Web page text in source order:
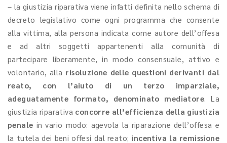
– la giustizia riparativa viene infatti definita nello schema di
decreto legislativo come ogni programma che consente
alla vittima, alla persona indicata come autore dell’offesa
e ad altri soggetti appartenenti alla comunità di
partecipare liberamente, in modo consensuale, attivo e
volontario, alla risoluzione delle questioni derivanti dal
reato, con l’aiuto di un terzo imparziale,
adeguatamente formato, denominato mediatore. La
giustizia riparativa concorre all’efficienza della giustizia
penale in vario modo: agevola la riparazione dell’offesa e
la tutela dei beni offesi dal reato; incentiva la remissione